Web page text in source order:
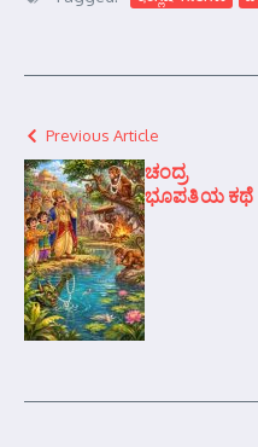
Previous Article
ಚಂದ್ರ
ಭೂಪತಿಯ ಕಥೆ